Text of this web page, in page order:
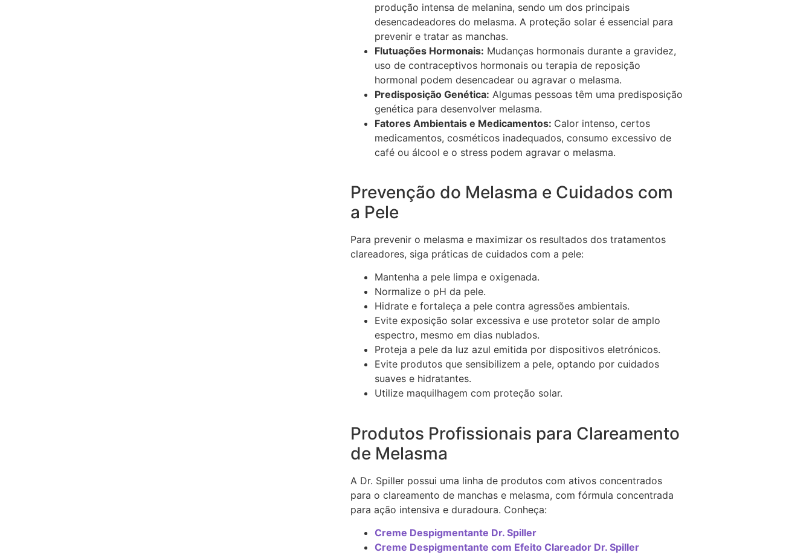
produção intensa de melanina, sendo um dos principais
desencadeadores do melasma. A proteção solar é essencial para
prevenir e tratar as manchas.
Flutuações Hormonais: Mudanças hormonais durante a gravidez,
uso de contraceptivos hormonais ou terapia de reposição
hormonal podem desencadear ou agravar o melasma.
Predisposição Genética: Algumas pessoas têm uma predisposição
genética para desenvolver melasma.
Fatores Ambientais e Medicamentos: Calor intenso, certos
medicamentos, cosméticos inadequados, consumo excessivo de
café ou álcool e o stress podem agravar o melasma.
Prevenção do Melasma e Cuidados com
a Pele
Para prevenir o melasma e maximizar os resultados dos tratamentos
clareadores, siga práticas de cuidados com a pele:
Mantenha a pele limpa e oxigenada.
Normalize o pH da pele.
Hidrate e fortaleça a pele contra agressões ambientais.
Evite exposição solar excessiva e use protetor solar de amplo
espectro, mesmo em dias nublados.
Proteja a pele da luz azul emitida por dispositivos eletrónicos.
Evite produtos que sensibilizem a pele, optando por cuidados
suaves e hidratantes.
Utilize maquilhagem com proteção solar.
Produtos Profissionais para Clareamento
de Melasma
A Dr. Spiller possui uma linha de produtos com ativos concentrados
para o clareamento de manchas e melasma, com fórmula concentrada
para ação intensiva e duradoura. Conheça:
Creme Despigmentante Dr. Spiller
Creme Despigmentante com Efeito Clareador Dr. Spiller